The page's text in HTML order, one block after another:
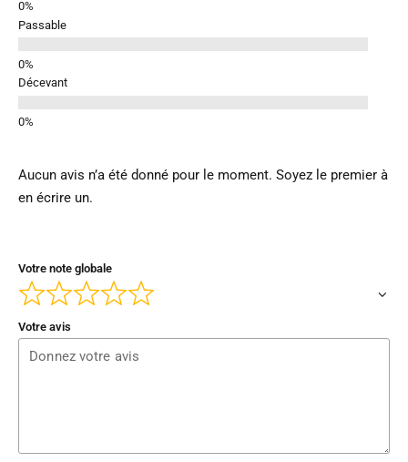
Passable
Décevant
Aucun avis n’a été donné pour le moment. Soyez le premier à
en écrire un.
Votre note globale
Votre avis